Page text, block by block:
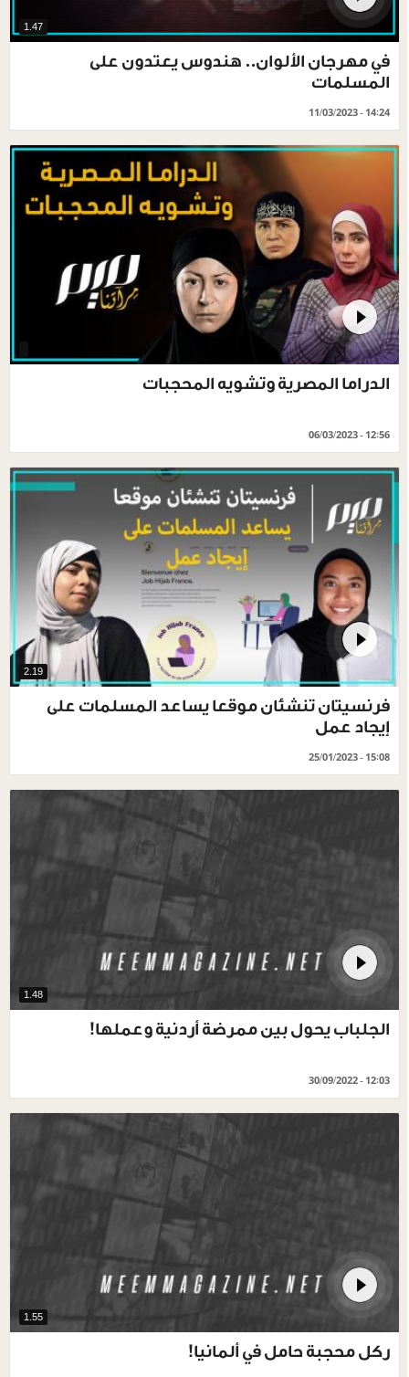
1.47
في مهرجان الألوان.. هندوس يعتدون على
المسلمات
11/03/2023 - 14:24
الدراما المصرية وتشويه المحجبات‎‎
06/03/2023 - 12:56
2.19
فرنسيتان تنشئان موقعا يساعد المسلمات على
إيجاد عمل
25/01/2023 - 15:08
1.48
الجلباب يحول بين ممرضة أردنية وعملها!
30/09/2022 - 12:03
1.55
ركل محجبة حامل في ألمانيا!